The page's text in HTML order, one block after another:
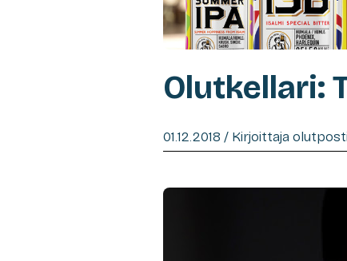
Olutkellari:
01.12.2018 / Kirjoittaja